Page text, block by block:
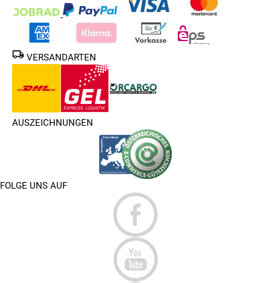
VERSANDARTEN
AUSZEICHNUNGEN
FOLGE UNS AUF